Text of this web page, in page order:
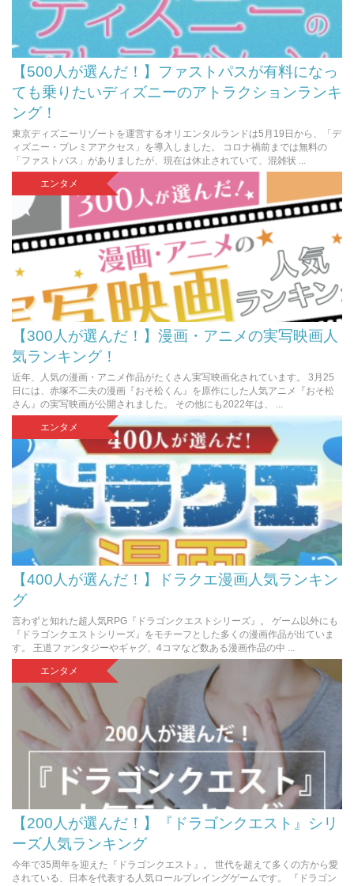
【500人が選んだ！】ファストパスが有料になっ
ても乗りたいディズニーのアトラクションランキ
ング！
東京ディズニーリゾートを運営するオリエンタルランドは5月19日から、「デ
ィズニー・プレミアアクセス」を導入しました。 コロナ禍前までは無料の
「ファストパス」がありましたが、現在は休止されていて、混雑状 ...
エンタメ
【300人が選んだ！】漫画・アニメの実写映画人
気ランキング！
近年、人気の漫画・アニメ作品がたくさん実写映画化されています。 3月25
日には、赤塚不二夫の漫画『おそ松くん』を原作にした人気アニメ『おそ松
さん』の実写映画が公開されました。 その他にも2022年は、 ...
エンタメ
【400人が選んだ！】ドラクエ漫画人気ランキン
グ
言わずと知れた超人気RPG『ドラゴンクエストシリーズ』。 ゲーム以外にも
『ドラゴンクエストシリーズ』をモチーフとした多くの漫画作品が出ていま
す。 王道ファンタジーやギャグ、4コマなど数ある漫画作品の中 ...
エンタメ
【200人が選んだ！】『ドラゴンクエスト』シリ
ーズ人気ランキング
今年で35周年を迎えた『ドラゴンクエスト』。 世代を超えて多くの方から愛
されている、日本を代表する人気ロールプレイングゲームです。 『ドラゴン